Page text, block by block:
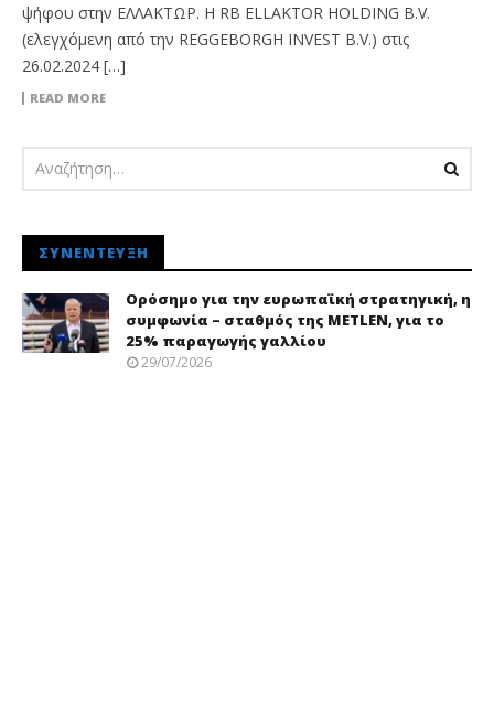
ψήφου στην ΕΛΛΑΚΤΩΡ. Η RB ELLAKTOR HOLDING B.V.
(ελεγχόμενη από την REGGEBORGH INVEST B.V.) στις
26.02.2024 […]
READ MORE
ΣΥΝΈΝΤΕΥΞΗ
Ορόσημο για την ευρωπαϊκή στρατηγική, η
συμφωνία – σταθμός της METLEN, για το
25% παραγωγής γαλλίου
29/07/2026